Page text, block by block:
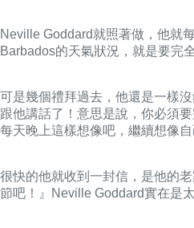
Neville Goddard就照著做，他就
Barbados的天氣狀況，就是要完
可是幾個禮拜過去，他還是一樣
跟他講話了！意思是說，你必須
每天晚上這樣想像吧，繼續想像
很快的他就收到一封信，是他的
節吧！』Neville Goddard實在是